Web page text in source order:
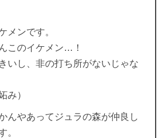
メンです。
このイケメン…！
いし、非の打ち所がないじゃな
み）
んやあってジュラの森が仲良し
。